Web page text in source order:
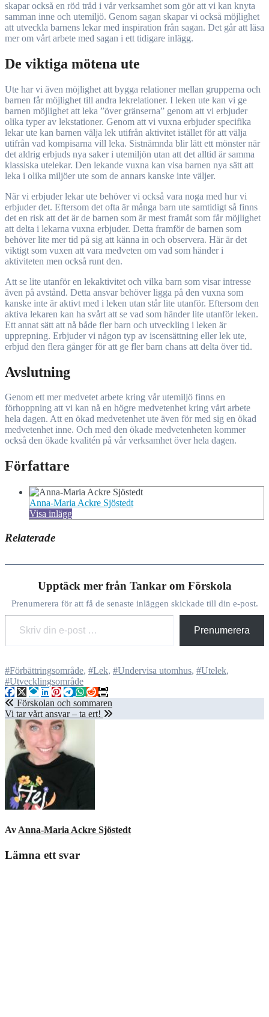
skapar också en röd tråd i vår verksamhet som gör att vi kan knyta
samman inne och utemiljö. Genom sagan skapar vi också möjlighet
att utveckla barnens lekar med inspiration från sagan. Det går att läsa
mer om vårt arbete med sagan i ett tidigare inlägg.
De viktiga mötena ute
Ute har vi även möjlighet att bygga relationer mellan grupperna och
barnen får möjlighet till andra lekrelationer. I leken ute kan vi ge
barnen möjlighet att leka ”över gränserna” genom att vi erbjuder
olika typer av lekstationer. Genom att vi vuxna erbjuder specifika
lekar ute kan barnen välja lek utifrån aktivitet istället för att välja
utifrån vad kompisarna vill leka. Sistnämnda blir lätt ett mönster när
det aldrig erbjuds nya saker i utemiljön utan att det alltid är samma
klassiska utelekar. Den lekande vuxna kan visa barnen nya sätt att
leka i olika miljöer ute som de annars kanske inte väljer.
När vi erbjuder lekar ute behöver vi också vara noga med hur vi
erbjuder det. Eftersom det ofta är många barn ute samtidigt så finns
det en risk att det är de barnen som är mest framåt som får möjlighet
att delta i lekarna vuxna erbjuder. Detta framför de barnen som
behöver lite mer tid på sig att känna in och observera. Här är det
viktigt som vuxen att vara medveten om vad som händer i
aktiviteten men också runt den.
Att se lite utanför en lekaktivitet och vilka barn som visar intresse
även på avstånd. Detta ansvar behöver ligga på den vuxna som
kanske inte är aktivt med i leken utan står lite utanför. Eftersom den
aktiva lekaren kan ha svårt att se vad som händer lite utanför leken.
Ett annat sätt att nå både fler barn och utveckling i leken är
upprepning. Erbjuder vi någon typ av iscensättning eller lek ute,
erbjud den flera gånger för att ge fler barn chans att delta över tid.
Avslutning
Genom ett mer medvetet arbete kring vår utemiljö finns en
förhoppning att vi kan nå en högre medvetenhet kring vårt arbete
hela dagen. Att en ökad medvetenhet ute även för med sig en ökad
medvetenhet inne. Och med den ökade medvetenheten kommer
också den ökade kvalitén på vår verksamhet över hela dagen.
Författare
Anna-Maria Ackre Sjöstedt
Visa inlägg
Relaterade
Upptäck mer från Tankar om Förskola
Prenumerera för att få de senaste inläggen skickade till din e-post.
Skriv din e-post …
Prenumerera
#Förbättringsområde, #Lek, #Undervisa utomhus, #Utelek,
#Utvecklingsområde
Inläggsnavigering
Förskolan och sommaren
Vi tar vårt ansvar – ta ert!
Av Anna-Maria Ackre Sjöstedt
Lämna ett svar